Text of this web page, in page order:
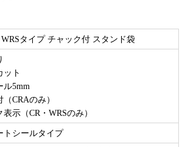
WRSタイプ チャック付 スタンド袋
ット
ル5mm
CRAのみ）
示（CR・WRSのみ）
シールタイプ